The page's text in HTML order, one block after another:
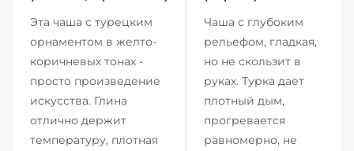
Эта чаша с турецким
орнаментом в желто-
коричневых тонах -
просто произведение
искусства. Глина
отлично держит
температуру, плотная
Чаша с глубоким
рельефом, гладкая,
но не скользит в
руках. Турка дает
плотный дым,
прогревается
равномерно, не